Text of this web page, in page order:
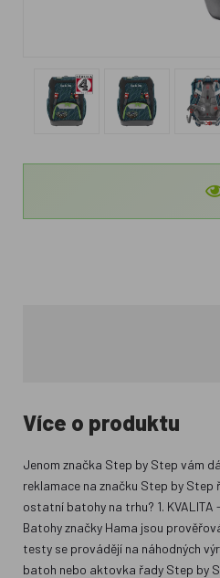
Více o produktu
Jenom značka Step by Step vám
reklamace na značku Step by
ostatní batohy na trhu? 1.
Batohy značky Hama jsou
testy se provádějí na náhodných
batoh nebo aktovka řady Step by